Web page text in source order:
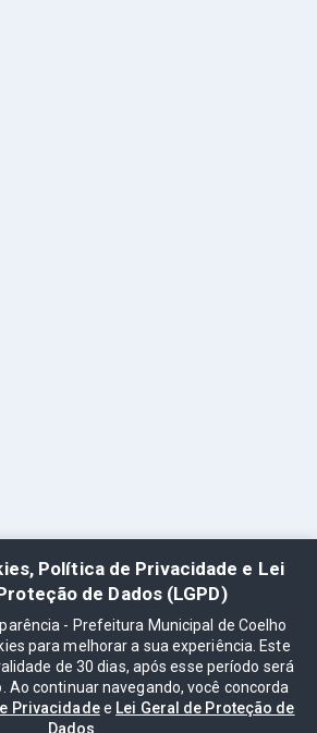
Política de Privacidade e Lei
de Dados (LGPD)
- Prefeitura Municipal de Coelho
para melhorar a sua experiência. Este
de 30 dias, após esse período será
Ao continuar navegando, você concorda
Privacidadee Lei Geral de Proteção de
Dados